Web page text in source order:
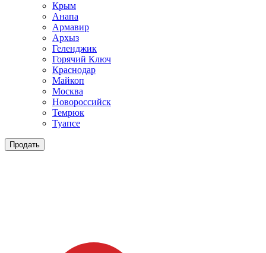
Крым
Анапа
Армавир
Архыз
Геленджик
Горячий Ключ
Краснодар
Майкоп
Москва
Новороссийск
Темрюк
Туапсе
Продать